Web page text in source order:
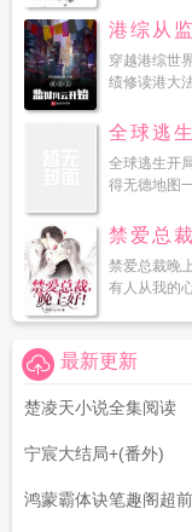
港综从
穿越港综世
绩修读港大
全球逃
全球逃生开
得无德地图
禁爱总
禁爱总裁晚
有人从我的
最新更新
楚凌天小说全集阅读
宁宸大结局+(番外)
鸿蒙霸体诀笔趣阁超